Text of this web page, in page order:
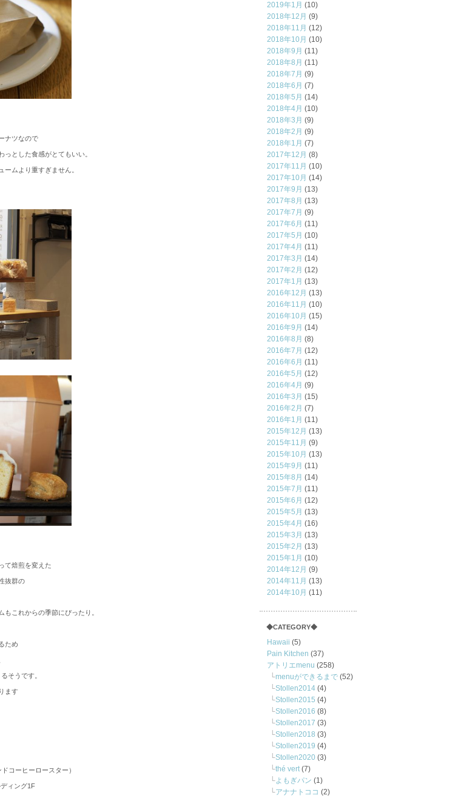
ナツなので
っとした食感がとてもいい。
ームより重すぎません
て焙煎を変えた
抜群の
もこれからの季節にぴったり。
ため
そうです。
ます
コーヒーロースター）
ィング1F
2019年1月 (10)
2018年12月 (9)
2018年11月 (12)
2018年10月 (10)
2018年9月 (11)
2018年8月 (11)
2018年7月 (9)
2018年6月 (7)
2018年5月 (14)
2018年4月 (10)
2018年3月 (9)
2018年2月 (9)
2018年1月 (7)
2017年12月 (8)
2017年11月 (10)
2017年10月 (14)
2017年9月 (13)
2017年8月 (13)
2017年7月 (9)
2017年6月 (11)
2017年5月 (10)
2017年4月 (11)
2017年3月 (14)
2017年2月 (12)
2017年1月 (13)
2016年12月 (13)
2016年11月 (10)
2016年10月 (15)
2016年9月 (14)
2016年8月 (8)
2016年7月 (12)
2016年6月 (11)
2016年5月 (12)
2016年4月 (9)
2016年3月 (15)
2016年2月 (7)
2016年1月 (11)
2015年12月 (13)
2015年11月 (9)
2015年10月 (13)
2015年9月 (11)
2015年8月 (14)
2015年7月 (11)
2015年6月 (12)
2015年5月 (13)
2015年4月 (16)
2015年3月 (13)
2015年2月 (13)
2015年1月 (10)
2014年12月 (9)
2014年11月 (13)
2014年10月 (11)
◆CATEGORY◆
Hawaii (5)
Pain Kitchen (37)
アトリエmenu (258)
menuができるまで (52)
Stollen2014 (4)
Stollen2015 (4)
Stollen2016 (8)
Stollen2017 (3)
Stollen2018 (3)
Stollen2019 (4)
Stollen2020 (3)
thé vert(7)
よもぎパン (1)
アナナトココ (2)